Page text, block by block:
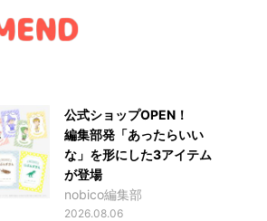
公式ショップOPEN！
編集部発「あったらいい
な」を形にした3アイテム
が登場
nobico編集部
2026.08.06